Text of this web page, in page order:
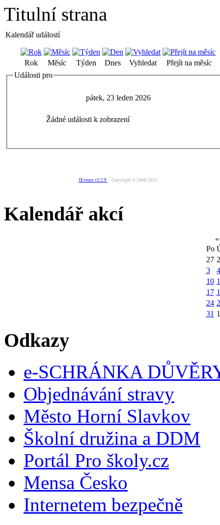
Titulní strana
Kalendář událostí
Rok Měsíc Týden Dnes Vyhledat
Přejít na měsíc
Události pro
pátek, 23 leden 2026
Žádné události k zobrazení
JEvents v2.2.9 Copyright © 2006-2012
Kalendář akcí
«
Po
27
3
4
10
17
24
31 1
Odkazy
e-SCHRÁNKA
Objednávání stravy
Město Horní Slavkov
Školní družina a DDM
Portál Pro školy.cz
Mensa Česko
Internetem bezpečně